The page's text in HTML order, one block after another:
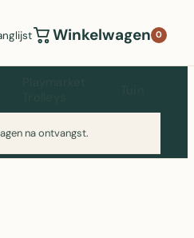
Winkelwagen 0
na ontvangst.